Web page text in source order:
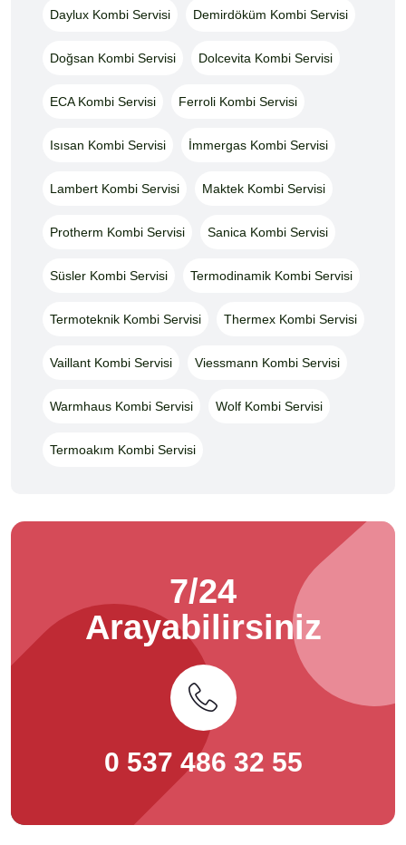
Daylux Kombi Servisi Demirdöküm Kombi Servisi
Doğsan Kombi Servisi Dolcevita Kombi Servisi
ECA Kombi Servisi Ferroli Kombi Servisi
Isısan Kombi Servisi İmmergas Kombi Servisi
Lambert Kombi Servisi Maktek Kombi Servisi
Protherm Kombi Servisi Sanica Kombi Servisi
Süsler Kombi Servisi Termodinamik Kombi Servisi
Termoteknik Kombi Servisi Thermex Kombi Servisi
Vaillant Kombi Servisi Viessmann Kombi Servisi
Warmhaus Kombi Servisi Wolf Kombi Servisi
Termoakım Kombi Servisi
7/24
Arayabilirsiniz
0 537 486 32 55